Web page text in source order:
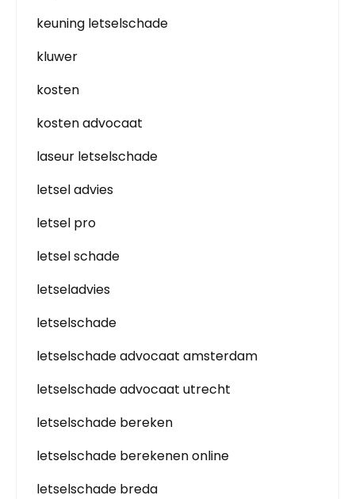
keuning letselschade
kluwer
kosten
kosten advocaat
laseur letselschade
letsel advies
letsel pro
letsel schade
letseladvies
letselschade
letselschade advocaat amsterdam
letselschade advocaat utrecht
letselschade bereken
letselschade berekenen online
letselschade breda